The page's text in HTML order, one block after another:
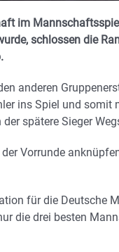
im
schlossen die
anderen
ins Spiel und somit
spätere Sieger
Vorrunde
für die Deutsche
die drei besten